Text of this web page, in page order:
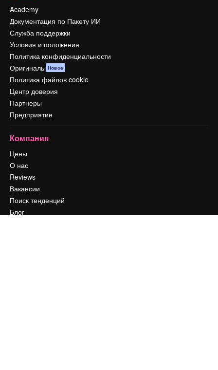
Academy
Документация по Пакету ИИ
Служба поддержки
Условия и положения
Политика конфиденциальности
Оригиналы Новое
Политика файлов cookie
Центр доверия
Партнеры
Предприятие
Компания
Цены
О нас
Reviews
Вакансии
Поиск тенденций
Блог